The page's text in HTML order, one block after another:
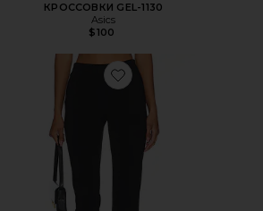
КРОССОВКИ GEL-1130
Asics
$100
Favorite КАПРИ